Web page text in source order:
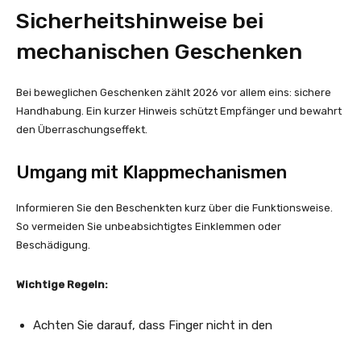
Sicherheitshinweise bei
mechanischen Geschenken
Bei beweglichen Geschenken zählt 2026 vor allem eins: sichere
Handhabung. Ein kurzer Hinweis schützt Empfänger und bewahrt
den Überraschungseffekt.
Umgang mit Klappmechanismen
Informieren Sie den Beschenkten kurz über die Funktionsweise.
So vermeiden Sie unbeabsichtigtes Einklemmen oder
Beschädigung.
Wichtige Regeln:
Achten Sie darauf, dass Finger nicht in den